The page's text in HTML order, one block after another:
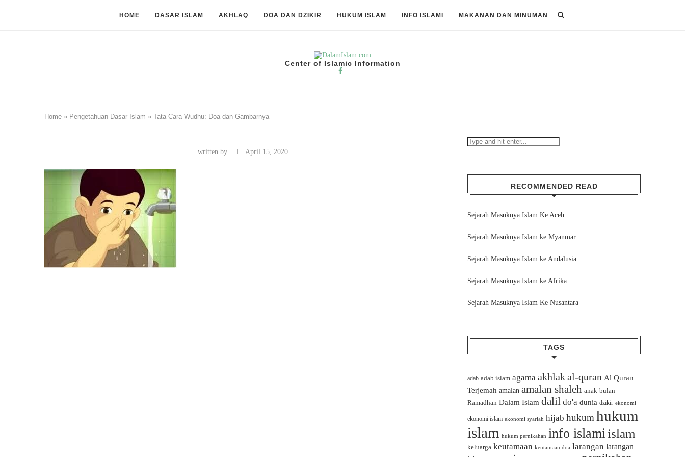
HOME DASAR ISLAM AKHLAQ DOA DAN DZIKIR HUKUM ISLAM INFO ISLAMI MAKANAN DAN MINUMAN
Center of Islamic Information
Home » Pengetahuan Dasar Islam » Tata Cara Wudhu: Doa dan Gambarnya
written by April 15, 2020
RECOMMENDED READ
Sejarah Masuknya Islam Ke Aceh
Sejarah Masuknya Islam ke Myanmar
Sejarah Masuknya Islam ke Andalusia
Sejarah Masuknya Islam ke Afrika
Sejarah Masuknya Islam Ke Nusantara
TAGS
adab adab islam agama akhlakal-quran Al Quran
Terjemah amalan amalan shaleh anak bulan
Ramadhan Dalam Islam dalil do'a dunia dzikir ekonomi
ekonomi islam ekonomi syariah hijab hukum hukum
islam hukum pernikahan info islamiislam
keluarga keutamaan keutamaan doa larangan larangan